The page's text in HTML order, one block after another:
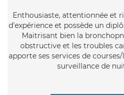
Enthousiaste, attentionnée et
d'expérience et possède un
Maitrisant bien la
obstructive et les troubles
apporte ses services de
surveillance de